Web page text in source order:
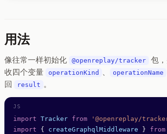
用法
像往常一样初始化 @openreplay/tracker 包
收四个变量
operationKind 、 operationName
回
result 。
import Tracker from '@openreplay/
import { createGraphqlMiddleware } from